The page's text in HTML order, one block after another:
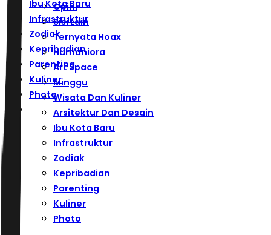
Ibu Kota Baru
Infrastruktur
Zodiak
Kepribadian
Parenting
Kuliner
Photo
Opini
Sisi Lain
Ternyata Hoax
Humaniora
Art Space
Minggu
Wisata Dan Kuliner
Arsitektur Dan Desain
Ibu Kota Baru
Infrastruktur
Zodiak
Kepribadian
Parenting
Kuliner
Photo